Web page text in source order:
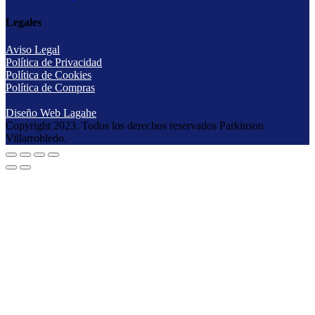
Legales
Aviso Legal
Política de Privacidad
Política de Cookies
Política de Compras
Diseño Web Lagahe
Copyright 2023. Todos los derechos reservados Parkinson
Villarrobledo.